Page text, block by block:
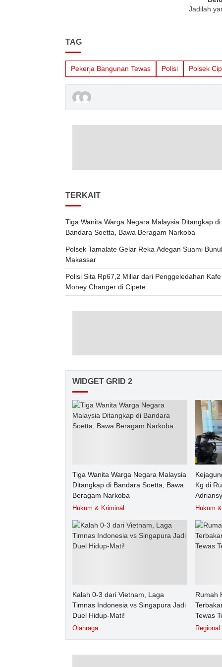
Jadilah
TAG
Pekerja Bangunan Tewas Polisi Polsek
TERKAIT
Tiga Wanita Warga Negara Malaysia Ditangkap di
Bandara Soetta, Bawa Beragam Narkoba
Polsek Tamalate Gelar Reka Adegan Suami
Makassar
Polisi Sita Rp67,2 Miliar dari Penggeledahan
Money Changer di Cipete
WIDGET GRID 2
Tiga Wanita Warga Negara Malaysia
Ditangkap di Bandara Soetta, Bawa
Beragam Narkoba
Hukum & Kriminal
Kg di
Hukum
Kalah 0-3 dari Vietnam, Laga
Timnas Indonesia vs Singapura Jadi
Duel Hidup-Mati!
Olahraga
Rumah
Tewas
Regional